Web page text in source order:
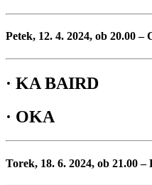
Petek, 12. 4. 2024, ob 20.00
· KA BAIRD
· OKA
Torek, 18. 6. 2024, ob 21.00